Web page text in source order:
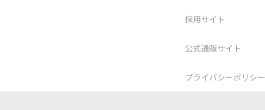
採用サイト
公式通販サイト
プライバシーポリシー